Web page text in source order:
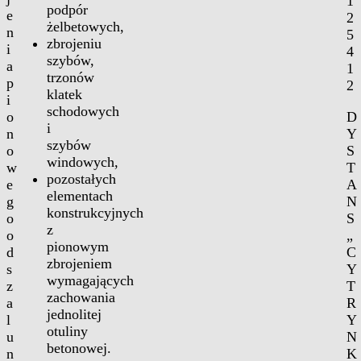
e
n
i
a
p
i
o
n
o
w
e
g
o
o
d
s
z
a
l
u
n
podpór
żelbetowych,
zbrojeniu
szybów,
trzonów
klatek
schodowych
i
szybów
windowych,
pozostałych
elementach
konstrukcyjnych
z
pionowym
zbrojeniem
wymagających
zachowania
jednolitej
otuliny
betonowej.
2
5
4
1
2
D
Y
S
T
A
N
S
„
C
Y
T
R
Y
N
K